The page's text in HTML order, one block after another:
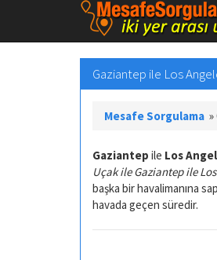
Gaziantep ile Los
Mesafe Sorgulama »
Gaziantep ile Los
Uçak ile Gaziantep ile
başka bir havalimanına
havada geçen süredir.